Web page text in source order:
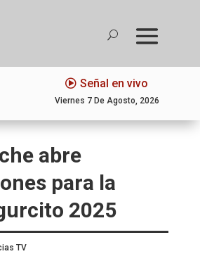
Señal en vivo
Viernes 7 De Agosto, 2026
abre
para la
2025
TV